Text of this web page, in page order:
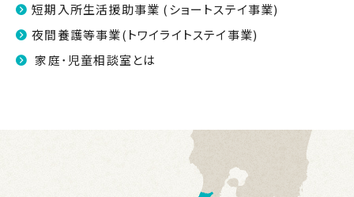
短期入所生活援助事業 (ショートステイ事業)
夜間養護等事業(トワイライトステイ事業)
家庭･児童相談室とは